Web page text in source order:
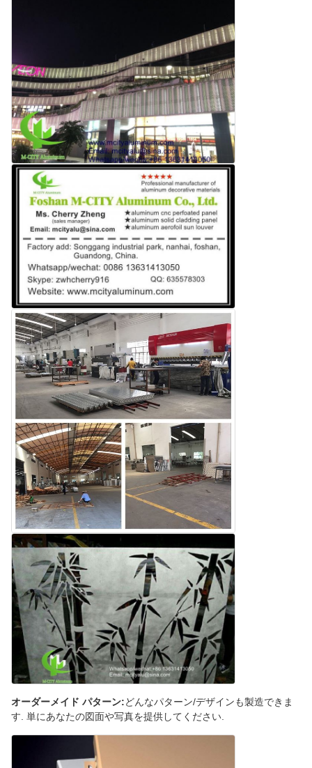
オーダーメイド パターン:どんなパターン/デザインも製造できま
す. 単にあなたの図面や写真を提供してください.